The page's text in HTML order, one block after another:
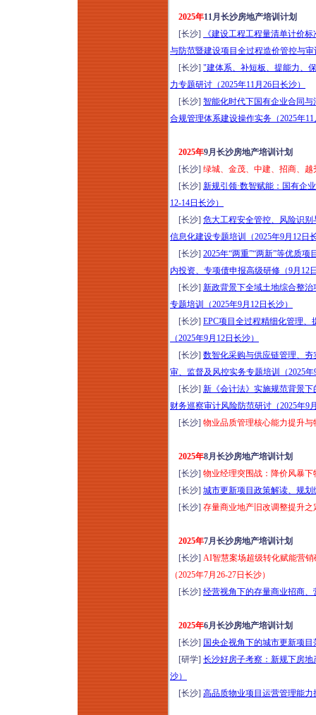
穿透式监管下国企法
务、合规、内控、风
险、审计“五位一体
化” 构建专题培训
（2026年8月12日西
安）
2026探访中国“好房
子”：新规2.0成都住
宅标杆项目研学（8
月13-14日成都）
新基建格局下工程项
目（DB&EPC）造价
管控、招采优化、结
算审计与争议破局高
级研修（2026年8月
13日昆明）
“十五五”规划基建领
域高质量发展：人工
智能+工程建设项目
全流程精益管控与风
险防范培训（2026年
8月13日昆明）
城市更新运营思维模
式全流程风险防范解
析与操盘实践分享培
训（2026年8月14-15
日武汉）
城市更新项目落地操
盘实战方案班（2026
年8月14-16日成都）
走进天津：深研全首
层架空新模式-金茂、
绿城、保利、中海等
经典项目研学（2026
年8月14-15日）
走进永威服务：深研
高品质物业实践落地
做法和经验（2026年
8月14-15日郑州）
新清单计价标准与施
工合同司法解释
（二）（征求意见
2025年11月长沙房地产培训计划
[长沙]
《建设工程工程量清单计价
与防范暨建设项目全过程造价管控与
[长沙] "建体系、补短板、提能力、
力专题研讨（2025年11月26日长沙）
[长沙] 智能化时代下国有企业合同
合规管理体系建设操作实务（2025年
2025年9月长沙房地产培训计划
[长沙] 绿城、金茂、中建、招商、越
[长沙] 新规引领·数智赋能：国有企
12-14日长沙）
[长沙] 危大工程安全管控、风险识
信息化建设专题培训（2025年9月12日
[长沙] 2025年“两重”“两新”等优质
内投资、专项债申报高级研修（9月12
[长沙] 新政背景下全域土地综合整
专题培训（2025年9月12日长沙）
[长沙] EPC项目全过程精细化管理
（2025年9月12日长沙）
[长沙] 数智化采购与供应链管理、
审、监督及风控实务专题培训（2025
[长沙] 新《会计法》实施规范背景
财务巡察审计风险防范研讨（2025年9
[长沙] 物业品质管理核心能力提升与
2025年8月长沙房地产培训计划
[长沙] 物业经理突围战：降价风暴
[长沙] 城市更新项目政策解读、规划
[长沙] 存量商业地产旧改调整提升
2025年7月长沙房地产培训计划
[长沙] AI智慧案场超级转化赋能营
（2025年7月26-27日长沙）
[长沙] 经营视角下的存量商业招商、
2025年6月长沙房地产培训计划
[长沙] 国央企视角下的城市更新项
[研学] 长沙好房子考察：新规下房地
沙）
[长沙] 高品质物业项目运营管理能力